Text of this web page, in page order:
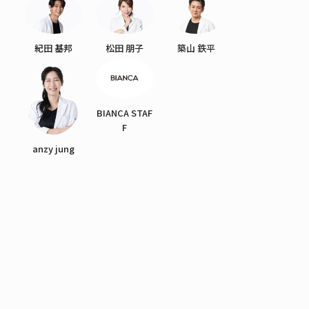
紀田 基邦 松田 朋子 築山 鉄平
anzy jung
BIANCA STAF
F